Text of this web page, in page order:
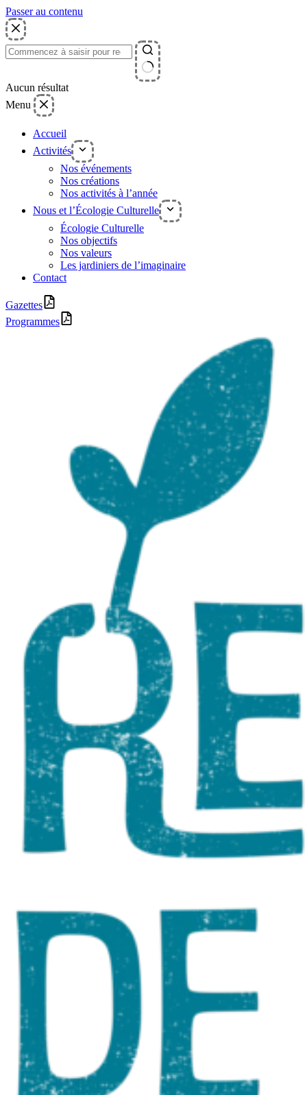
Passer au contenu
Aucun résultat
Menu
Accueil
Activités
Nos événements
Nos créations
Nos activités à l’année
Nous et l’Écologie Culturelle
Écologie Culturelle
Nos objectifs
Nos valeurs
Les jardiniers de l’imaginaire
Contact
Gazettes
Programmes